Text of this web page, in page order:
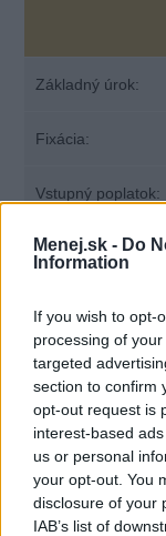
Menej.sk - Do
Information
If you wish to opt-
processing of
targeted
section to confirm
opt-out request is
interest-based
us or personal
your opt-out. You
disclosure of your
IAB’s list of
Základný úrok:
Fixácia:
Vstupný poplatok:
Výška úveru:
Splatnosť: